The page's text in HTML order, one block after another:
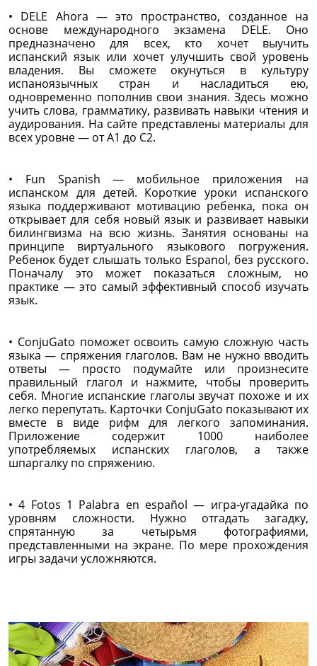
• DELE Ahora — это пространство, созданное на
основе международного экзамена DELE. Оно
предназначено для всех, кто хочет выучить
испанский язык или хочет улучшить свой уровень
владения. Вы сможете окунуться в культуру
испаноязычных стран и насладиться ею,
одновременно пополнив свои знания. Здесь можно
учить слова, грамматику, развивать навыки чтения и
аудирования. На сайте представлены материалы для
всех уровне — от А1 до С2.
• Fun Spanish — мобильное приложения на
испанском для детей. Короткие уроки испанского
языка поддерживают мотивацию ребенка, пока он
открывает для себя новый язык и развивает навыки
билингвизма на всю жизнь. Занятия основаны на
принципе виртуального языкового погружения.
Ребенок будет слышать только Espanol, без русского.
Поначалу это может показаться сложным, но
практике — это самый эффективный способ изучать
язык.
• ConjuGato поможет освоить самую сложную часть
языка — спряжения глаголов. Вам не нужно вводить
ответы — просто подумайте или произнесите
правильный глагол и нажмите, чтобы проверить
себя. Многие испанские глаголы звучат похоже и их
легко перепутать. Карточки ConjuGato показывают их
вместе в виде рифм для легкого запоминания.
Приложение содержит 1000 наиболее
употребляемых испанских глаголов, а также
шпаргалку по спряжению.
• 4 Fotos 1 Palabra en español — игра-угадайка по
уровням сложности. Нужно отгадать загадку,
спрятанную за четырьмя фотографиями,
представленными на экране. По мере прохождения
игры задачи усложняются.